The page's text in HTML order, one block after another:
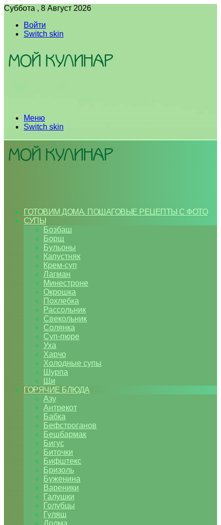
Суббота , 8 Август 2026
Войти
Switch skin
Меню
Switch skin
ГОТОВИМ ДОМА. ПОШАГОВЫЕ РЕЦЕПТЫ С ФОТО
СУПЫ
Бозбаш
Борщ
Бульоны
Капустняк
Крем-суп
Лагман
Минестроне
Окрошка
Похлебка
Рассольник
Свекольник
Солянка
Суп-пюре
Уха
Харчо
Холодные супы
Шурпа
Щи
ГОРЯЧИЕ БЛЮДА
Азу
Антрекот
Бабка
Бефстроганов
Бешбармак
Бигус
Биточки
Бифштекс
Бризоль
Буженина
Вареники
Галушки
Голубцы
Гуляш
Долма